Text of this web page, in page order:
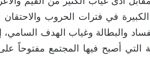
في فترات الحروب والاحتقان
والبطالة وغياب الهدف
التي أصبح فيها المجتمع مفتوحاً